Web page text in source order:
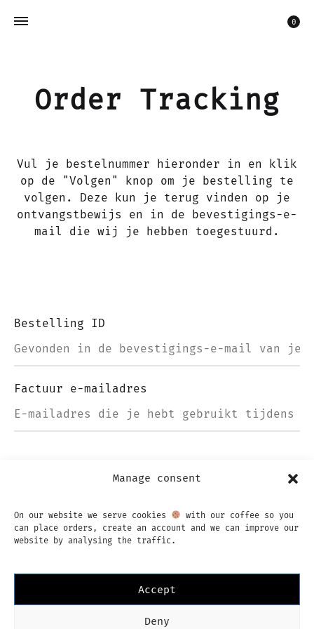
Manage consent
On our website we serve cookies
with our coffee so you
can place orders, create an account and we can improve our
website by analysing the traffic.
Accept
Deny
0
Order Tracking
Vul je bestelnummer hieronder in en klik
op de "Volgen" knop om je bestelling te
volgen. Deze kun je terug vinden op je
ontvangstbewijs en in de bevestigings-e-
mail die wij je hebben toegestuurd.
Bestelling ID
Factuur e-mailadres
VOLGEN